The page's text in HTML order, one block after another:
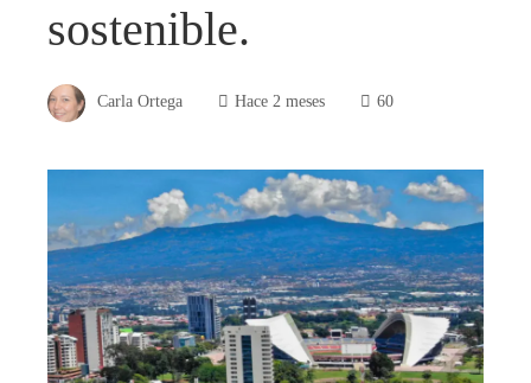
sostenible.
Carla Ortega Hace 2 meses 60